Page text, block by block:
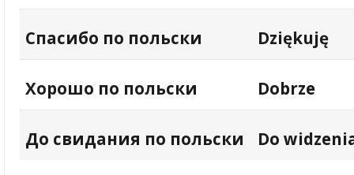
Спасибо по польски Dziękuję
Хорошо по польски Dobrze
До свидания по польски Do